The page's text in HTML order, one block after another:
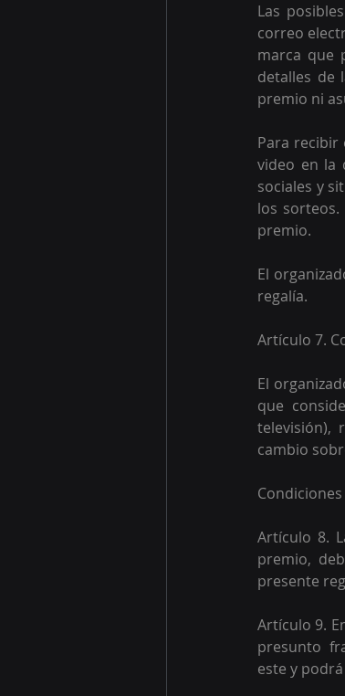
Las
correo
marca que
detalles de
premio ni
Para recibir
video en la
sociales y
los
premio.
El
regalía.
Artículo 7.
El
que
televisión),
cambio
Artículo 8.
premio,
presente
Artículo 9.
presunto
este y